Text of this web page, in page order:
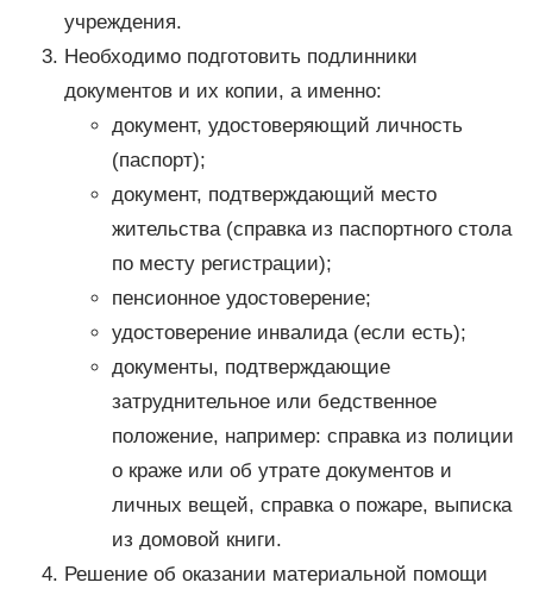
учреждения.
Необходимо подготовить подлинники
документов и их копии, а именно:
документ, удостоверяющий личность
(паспорт);
документ, подтверждающий место
жительства (справка из паспортного стола
по месту регистрации);
пенсионное удостоверение;
удостоверение инвалида (если есть);
документы, подтверждающие
затруднительное или бедственное
положение, например: справка из полиции
о краже или об утрате документов и
личных вещей, справка о пожаре, выписка
из домовой книги.
Решение об оказании материальной помощи